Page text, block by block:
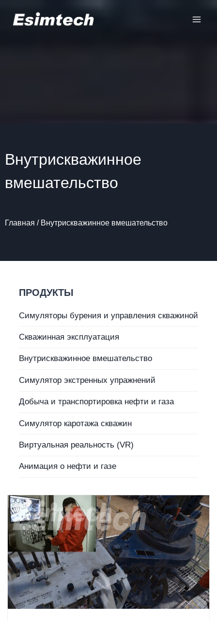
Внутрискважинное
вмешательство
Главная / Внутрискважинное вмешательство
ПРОДУКТЫ
Симуляторы бурения и управления скважиной
Скважинная эксплуатация
Внутрискважинное вмешательство
Симулятор экстренных упражнений
Добыча и транспортировка нефти и газа
Симулятор каротажа скважин
Виртуальная реальность (VR)
Анимация о нефти и газе